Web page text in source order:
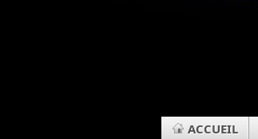
ACCUEIL